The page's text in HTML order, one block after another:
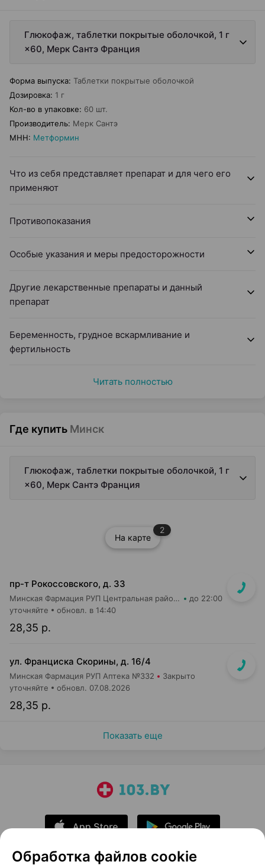
Глюкофаж, таблетки покрытые оболочкой, 1 г
×60, Мерк Сантэ Франция
Форма выпуска: Таблетки покрытые оболочкой
Дозировка: 1 г
Кол-во в упаковке: 60 шт.
Производитель: Мерк Сантэ
МНН: Метформин
Что из себя представляет препарат и для чего его
применяют
Противопоказания
Особые указания и меры предосторожности
Другие лекарственные препараты и данный
препарат
Беременность, грудное вскармливание и
фертильность
Читать полностью
Где купить Минск
Глюкофаж, таблетки покрытые оболочкой, 1 г
×60, Мерк Сантэ Франция
На карте
2
пр-т Рокоссовского, д. 33
Минская Фармация РУП Центральная районная аптека №182 до 22:00
28,35 р.
уточняйте обновл. в 14:40
ул. Франциска Скорины, д. 16/4
Минская Фармация РУП Аптека №332 Закрыто
28,35 р.
уточняйте обновл. 07.08.2026
Показать еще
Обработка файлов cookie